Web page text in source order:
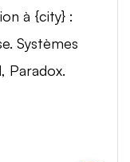
à {city} :
Systèmes
Paradox.